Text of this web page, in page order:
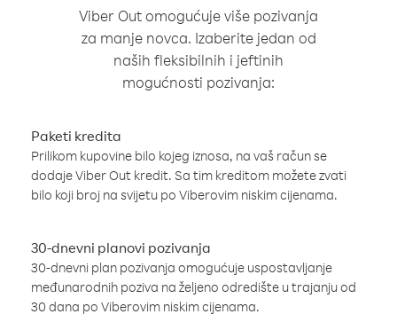
Viber Out omogućuje više pozivanja
za manje novca. Izaberite jedan od
naših fleksibilnih i jeftinih
mogućnosti pozivanja:
Paketi kredita
Prilikom kupovine bilo kojeg iznosa, na vaš račun se
dodaje Viber Out kredit. Sa tim kreditom možete zvati
bilo koji broj na svijetu po Viberovim niskim cijenama.
30-dnevni planovi pozivanja
30-dnevni plan pozivanja omogućuje uspostavljanje
međunarodnih poziva na željeno odredište u trajanju od
30 dana po Viberovim niskim cijenama.